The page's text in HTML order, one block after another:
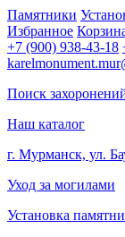
Памятники
Избранное
+7 (900) 938-43-18
Поиск
Наш каталог
г. Мурманск, ул.
Уход за могилами
Установка